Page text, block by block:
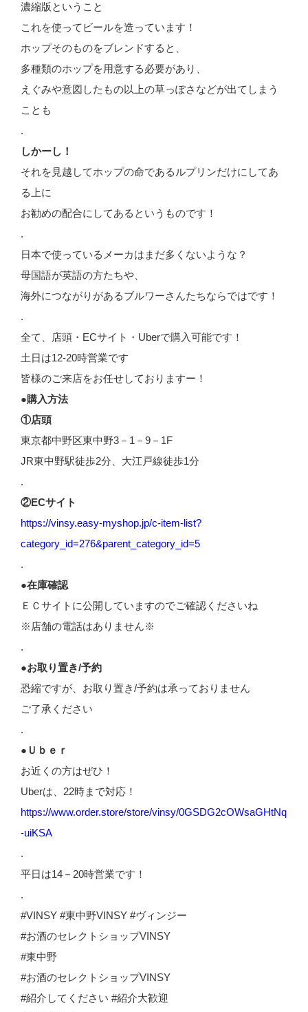
濃縮版ということ
これを使ってビールを造っています！
ホップそのものをブレンドすると、
多種類のホップを用意する必要があり、
えぐみや意図したもの以上の草っぽさなどが出てしまう
ことも
.
しかーし！
それを見越してホップの命であるルプリンだけにしてあ
る上に
お勧めの配合にしてあるというものです！
.
日本で使っているメーカはまだ多くないような？
母国語が英語の方たちや、
海外につながりがあるブルワーさんたちならではです！
.
全て、店頭・ECサイト・Uberで購入可能です！
土日は12-20時営業です
皆様のご来店をお任せしておりますー！
●購入方法
①店頭
東京都中野区東中野3－1－9－1F
JR東中野駅徒歩2分、大江戸線徒歩1分
.
②ECサイト
https://vinsy.easy-myshop.jp/c-item-list?
category_id=276&parent_category_id=5
.
●在庫確認
ＥＣサイトに公開していますのでご確認くださいね
※店舗の電話はありません※
.
●お取り置き/予約
恐縮ですが、お取り置き/予約は承っておりません
ご了承ください
.
●Ｕｂｅｒ
お近くの方はぜひ！
Uberは、22時まで対応！
https://www.order.store/store/vinsy/0GSDG2cOWsaGHtNq
-uiKSA
.
平日は14－20時営業です！
.
#VINSY #東中野VINSY #ヴィンジー
#お酒のセレクトショップVINSY
#東中野
#お酒のセレクトショップVINSY
#紹介してください #紹介大歓迎